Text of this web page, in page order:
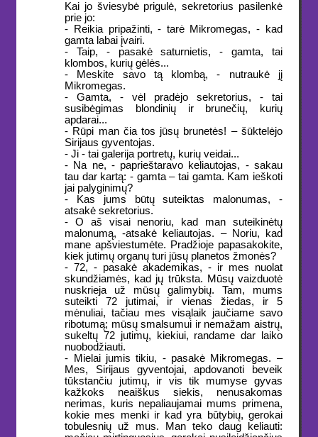
Kai jo šviesybė prigulė, sekretorius pasilenkė
prie jo:
- Reikia pripažinti, - tarė Mikromegas, - kad
gamta labai įvairi.
- Taip, - pasakė saturnietis, - gamta, tai
klombos, kurių gėlės...
- Meskite savo tą klombą, - nutraukė jį
Mikromegas.
- Gamta, - vėl pradėjo sekretorius, - tai
susibėgimas blondinių ir brunečių, kurių
apdarai...
- Rūpi man čia tos jūsų brunetės! – šūktelėjo
Sirijaus gyventojas.
- Ji - tai galerija portretų, kurių veidai...
- Na ne, - paprieštaravo keliautojas, - sakau
tau dar kartą: - gamta – tai gamta. Kam ieškoti
jai palyginimų?
- Kas jums būtų suteiktas malonumas, -
atsakė sekretorius.
- O aš visai nenoriu, kad man suteikinėtų
malonumą, -atsakė keliautojas. – Noriu, kad
mane apšviestumėte. Pradžioje papasakokite,
kiek jutimų organų turi jūsų planetos žmonės?
- 72, - pasakė akademikas, - ir mes nuolat
skundžiamės, kad jų trūksta. Mūsų vaizduotė
nuskrieja už mūsų galimybių. Tam, mums
suteikti 72 jutimai, ir vienas žiedas, ir 5
mėnuliai, tačiau mes visąlaik jaučiame savo
ribotumą; mūsų smalsumui ir nemažam aistrų,
sukeltų 72 jutimų, kiekiui, randame dar laiko
nuobodžiauti.
- Mielai jumis tikiu, - pasakė Mikromegas. –
Mes, Sirijaus gyventojai, apdovanoti beveik
tūkstančiu jutimų, ir vis tik mumyse gyvas
kažkoks neaiškus siekis, nenusakomas
nerimas, kuris nepaliaujamai mums primena,
kokie mes menki ir kad yra būtybių, gerokai
tobulesnių už mus. Man teko daug keliauti: